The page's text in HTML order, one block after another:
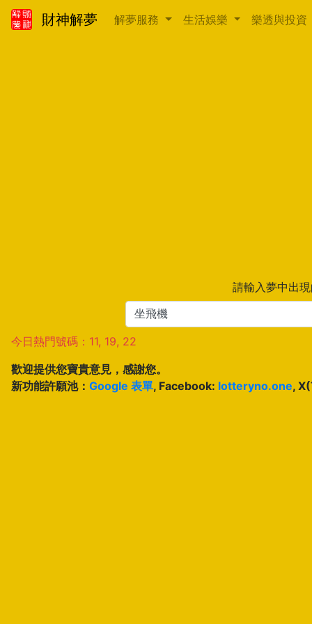
財神解夢 解夢服務 生活娛樂 樂透與投資
請輸入夢中出
今日熱門號碼：11, 19, 22
歡迎提供您寶貴意見，感謝您。
新功能許願池： Google 表單, Facebook: lotteryno.one,